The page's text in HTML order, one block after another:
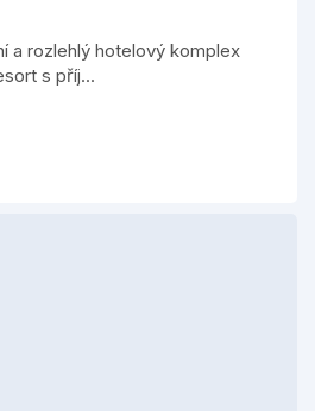
a rozlehlý hotelový komplex
s příj...